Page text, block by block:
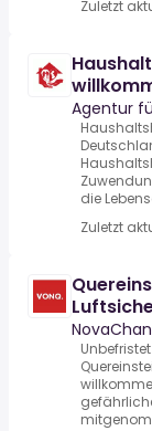
Zuletzt
Agentur
die
Zuletzt